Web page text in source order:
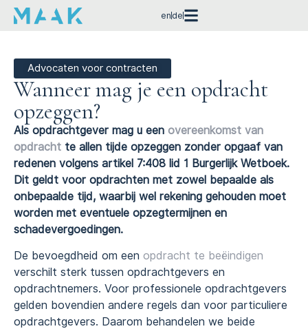
en de
Advocaten voor contracten
Wanneer mag je een opdracht
opzeggen?
Als opdrachtgever mag u een overeenkomst van
opdracht te allen tijde opzeggen zonder opgaaf van
redenen volgens artikel 7:408 lid 1 Burgerlijk Wetboek.
Dit geldt voor opdrachten met zowel bepaalde als
onbepaalde tijd, waarbij wel rekening gehouden moet
worden met eventuele opzegtermijnen en
schadevergoedingen.
De bevoegdheid om een opdracht te beëindigen
verschilt sterk tussen opdrachtgevers en
opdrachtnemers. Voor professionele opdrachtgevers
gelden bovendien andere regels dan voor particuliere
opdrachtgevers. Daarom behandelen we beide